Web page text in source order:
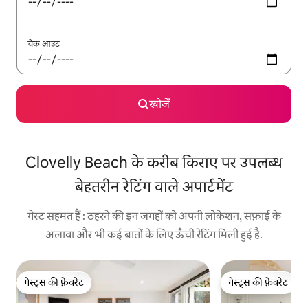
चेक आउट
खोजें
Clovelly Beach के करीब किराए पर उपलब्ध
बेहतरीन रेटिंग वाले अपार्टमेंट
गेस्ट सहमत हैं : ठहरने की इन जगहों को अपनी लोकेशन, सफ़ाई के
अलावा और भी कई बातों के लिए ऊँची रेटिंग मिली हुई है.
गेस्ट्स की फ़ेवरेट
गेस्ट्स की फ़ेवरेट
गेस्ट्स की फ़ेवरेट
गेस्ट्स की फ़ेवरेट